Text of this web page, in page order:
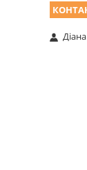
Діана